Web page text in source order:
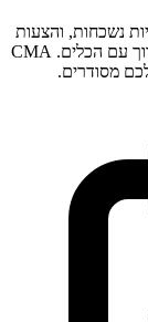
נשכחות, והצעות
מחיר להתקנת דוד לוקחות שעה לכתוב אחרי יום ארוך עם הכלים. CMA
מסודרים.